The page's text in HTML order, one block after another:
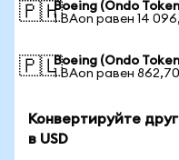
🇵🇭Boeing (Ondo
1 BAon равен 14
🇵🇱Boeing (Ondo
1 BAon равен 862,70
Конвертируйте
в USD